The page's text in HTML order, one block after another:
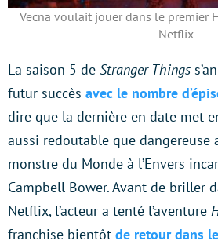
Vecna voulait jouer dans le premier
Netflix
La saison 5 de Stranger Things
futur succès avec le nombre
dire que la dernière en date met
aussi redoutable que dangereuse
monstre du Monde à l’Envers
Campbell Bower. Avant de briller
Netflix, l’acteur a tenté l’aventure
franchise bientôt de retour dans